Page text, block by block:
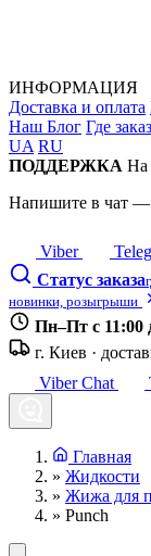
ИНФОРМАЦИЯ
Доставка и оплата
Наш Блог Где
UA RU
ПОДДЕРЖКА На
Напишите в чат —
Viber
Статус заказа
новинки, розыгрыши
Пн–Пт с 11:00
г. Киев ·
Viber Chat
Главная
» Жидкости
» Жижа для
» Punch